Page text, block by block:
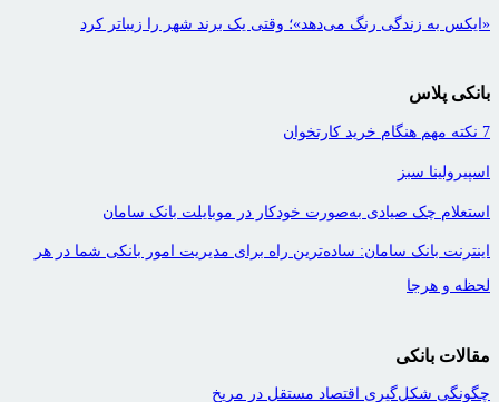
«ایکس به زندگی رنگ می‌دهد»؛ وقتی یک برند شهر را زیباتر کرد
بانکی پلاس
7 نکته مهم هنگام خرید کارتخوان
اسپیرولینا سبز
استعلام چک صیادی به‌صورت خودکار در موبایلت بانک سامان
اینترنت بانک سامان: ساده‌ترین راه برای مدیریت امور بانکی شما در هر
لحظه و هرجا
مقالات بانکی
چگونگی شکل‌گیری اقتصاد مستقل در مریخ